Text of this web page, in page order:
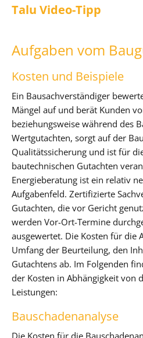
Talu Video-Tipp
Aufgaben vom
Kosten und Beispiele
Ein Bausachverständiger
Mängel auf und berät Kunden
beziehungsweise während des
Wertgutachten, sorgt auf der
Qualitätssicherung und ist für
bautechnischen Gutachten
Energieberatung ist ein relativ
Aufgabenfeld. Zertifizierte
Gutachten, die vor Gericht
werden Vor-Ort-Termine
ausgewertet. Die Kosten für die
Umfang der Beurteilung, den
Gutachtens ab. Im Folgenden
der Kosten in Abhängigkeit von
Leistungen:
Bauschadenanalyse
Die Kosten für die